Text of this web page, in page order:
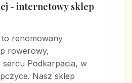
- internetowy sklep
to renomowany
rowerowy,
Podkarpacia, w
Nasz sklep